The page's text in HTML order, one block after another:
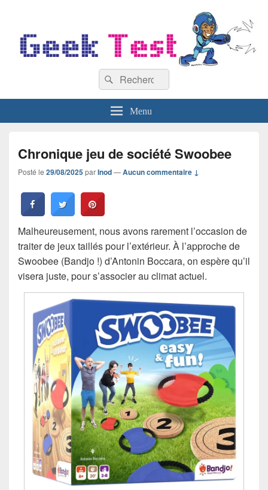
Recherche :
Rechercher
Menu
Chronique jeu de société Swoobee
Posté le 29/08/2025parInod—Aucun commentaire ↓
Malheureusement, nous avons rarement l’occasion de
traiter de jeux taillés pour l’extérieur. À l’approche de
Swoobee (Bandjo !) d’Antonin Boccara, on espère qu’il
visera juste, pour s’associer au climat actuel.